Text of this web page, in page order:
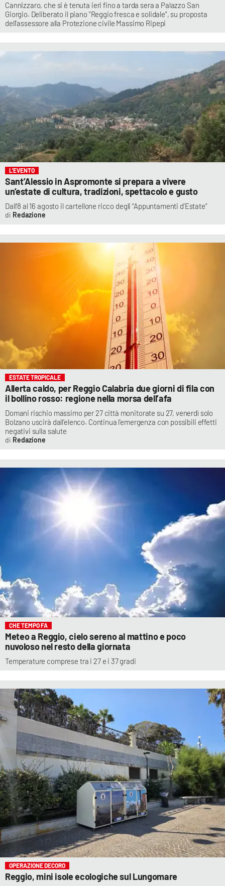
Cannizzaro, che si è tenuta ieri fino a tarda sera a Palazzo San
Giorgio. Deliberato il piano "Reggio fresca e solidale", su proposta
dell'assessore alla Protezione civile Massimo Ripepi
L’EVENTO
Sant’Alessio in Aspromonte si prepara a vivere
un’estate di cultura, tradizioni, spettacolo e gusto
Dall’8 al 16 agosto il cartellone ricco degli “Appuntamenti d’Estate”
Redazione
ESTATE TROPICALE
Allerta caldo, per Reggio Calabria due giorni di fila con
il bollino rosso: regione nella morsa dell’afa
Domani rischio massimo per 27 città monitorate su 27, venerdì solo
Bolzano uscirà dall’elenco. Continua l’emergenza con possibili effetti
negativi sulla salute
Redazione
CHE TEMPO FA
Meteo a Reggio, cielo sereno al mattino e poco
nuvoloso nel resto della giornata
Temperature comprese tra i 27 e i 37 gradi
OPERAZIONE DECORO
Reggio, mini isole ecologiche sul Lungomare